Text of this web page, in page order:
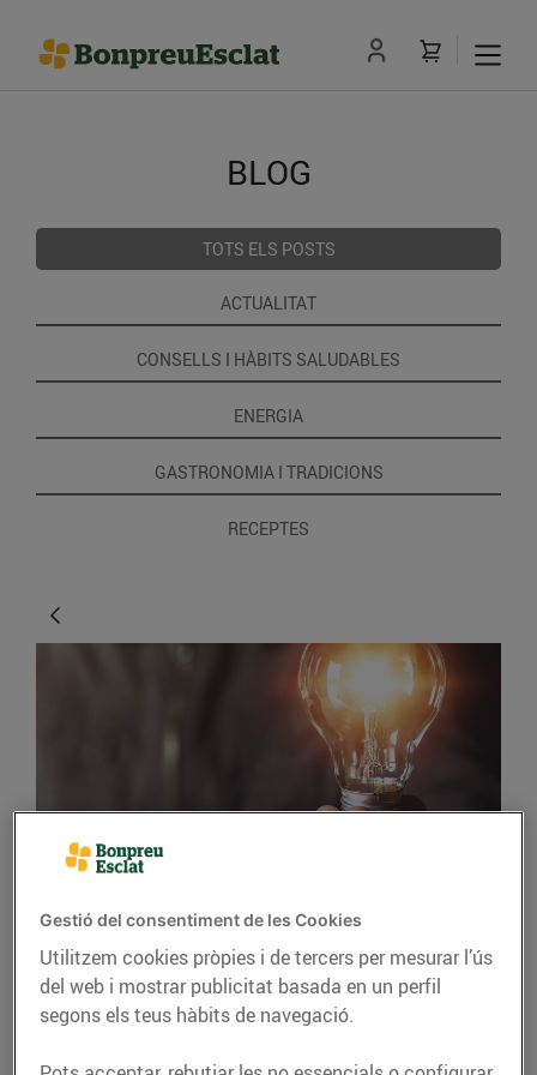
BLOG
TOTS ELS POSTS
ACTUALITAT
CONSELLS I HÀBITS SALUDABLES
ENERGIA
GASTRONOMIA I TRADICIONS
RECEPTES
ENERGIA
Manual per optimitzar
la potència contractada
de la llum
Gestió del consentiment de les Cookies
Utilitzem cookies pròpies i de tercers per mesurar l’ús
del web i mostrar publicitat basada en un perfil
segons els teus hàbits de navegació.